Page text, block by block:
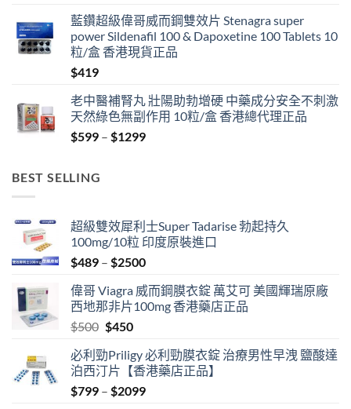
藍鑽超級偉哥威而鋼雙效片 Stenagra super
power Sildenafil 100 & Dapoxetine 100 Tablets 10
粒/盒 香港現貨正品
$419
老中醫補腎丸 壯陽助勃增硬 中藥成分安全不刺激
天然綠色無副作用 10粒/盒 香港總代理正品
$599 – $1299Price
BEST SELLING
超級雙效犀利士Super Tadarise 勃起持久
100mg/10粒 印度原裝進口
$489 – $2500Price
$489
through
偉哥 Viagra 威而鋼膜衣錠 萬艾可 美國輝瑞原廠
西地那非片100mg 香港藥店正品
$500 Original
was:
$500.
$450Current
is:
$450.
必利勁Priligy 必利勁膜衣錠 治療男性早洩 鹽酸達
泊西汀片【香港藥店正品】
$799 – $2099Price